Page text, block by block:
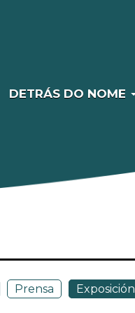
DETRÁS DO NOME
Prensa Exposición